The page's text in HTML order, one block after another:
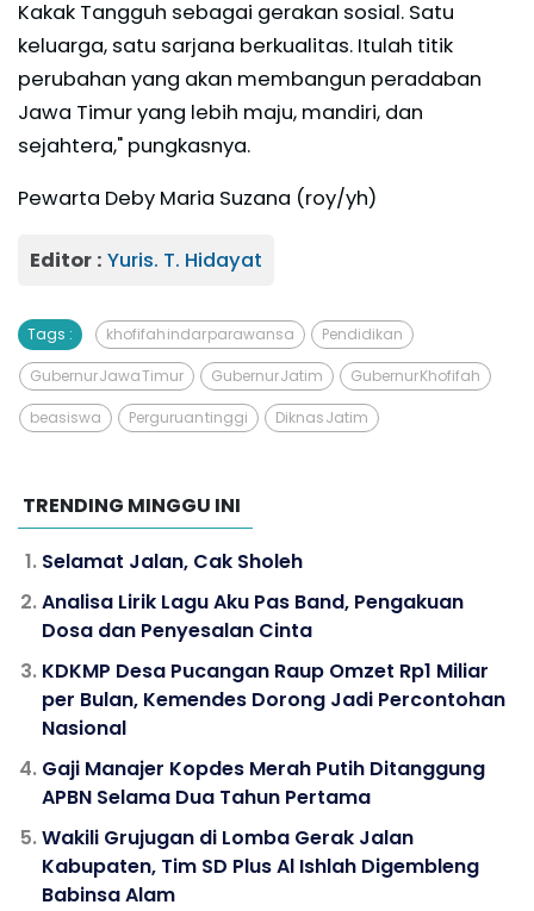
Kakak Tangguh sebagai gerakan sosial. Satu
keluarga, satu sarjana berkualitas. Itulah titik
perubahan yang akan membangun peradaban
Jawa Timur yang lebih maju, mandiri, dan
sejahtera," pungkasnya.
Pewarta Deby Maria Suzana (roy/yh)
Editor : Yuris. T. Hidayat
Tags : khofifah indar parawansa Pendidikan
Gubernur Jawa Timur Gubernur Jatim Gubernur Khofifah
beasiswa Perguruan tinggi Diknas Jatim
TRENDING MINGGU INI
Selamat Jalan, Cak Sholeh
Analisa Lirik Lagu Aku Pas Band, Pengakuan
Dosa dan Penyesalan Cinta
KDKMP Desa Pucangan Raup Omzet Rp1 Miliar
per Bulan, Kemendes Dorong Jadi Percontohan
Nasional
Gaji Manajer Kopdes Merah Putih Ditanggung
APBN Selama Dua Tahun Pertama
Wakili Grujugan di Lomba Gerak Jalan
Kabupaten, Tim SD Plus Al Ishlah Digembleng
Babinsa Alam